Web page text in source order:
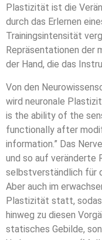
Plastizität ist die
durch das Erlernen
Trainingsintensität
Repräsentationen der
der Hand, die das
Von den
wird neuronale
is the ability of the
functionally after
information.” Das
und so auf veränderte
selbstverständlich für
Aber auch im
Plastizität statt,
hinweg zu diesen
statisches Gebilde,